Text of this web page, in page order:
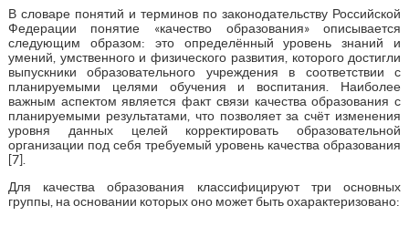
В словаре понятий и терминов по законодательству Российской
Федерации понятие «качество образования» описывается
следующим образом: это определённый уровень знаний и
умений, умственного и физического развития, которого достигли
выпускники образовательного учреждения в соответствии с
планируемыми целями обучения и воспитания. Наиболее
важным аспектом является факт связи качества образования с
планируемыми результатами, что позволяет за счёт изменения
уровня данных целей корректировать образовательной
организации под себя требуемый уровень качества образования
[7].
Для качества образования классифицируют три основных
группы, на основании которых оно может быть охарактеризовано: